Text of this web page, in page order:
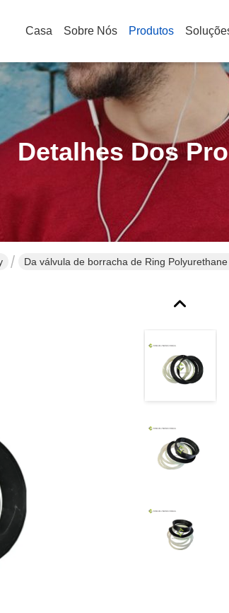
Casa Sobre Nós Produtos
Detalhes Dos
Da válvula de borracha de Ring